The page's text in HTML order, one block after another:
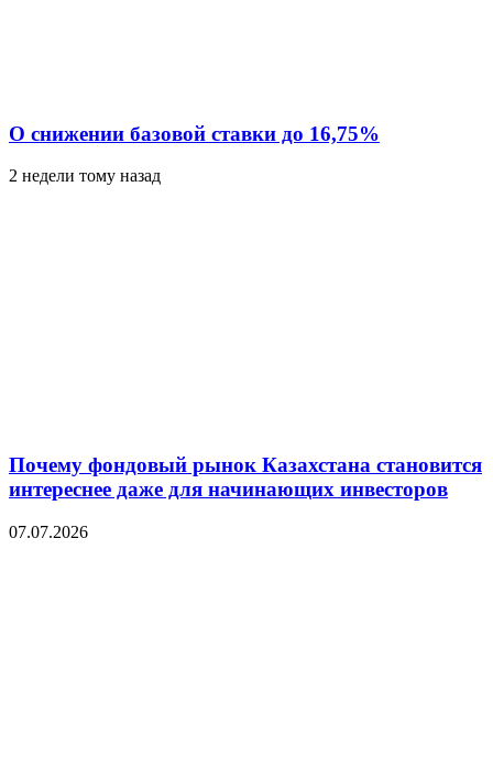
О снижении базовой ставки до 16,75%
2 недели тому назад
Почему фондовый рынок Казахстана становится
интереснее даже для начинающих инвесторов
07.07.2026